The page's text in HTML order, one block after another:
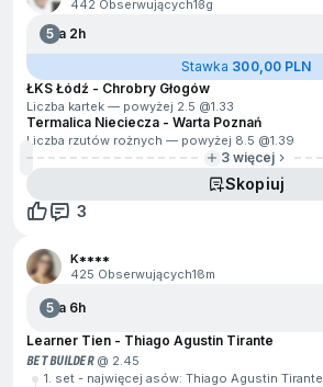
442 Obserwujących13g
5Za 2h
Stawka 300,00 PLN
ŁKS Łódź - Chrobry Głogów
Liczba kartek — powyżej 2.5 @1.33
Termalica Nieciecza - Warta Poznań
Liczba rzutów rożnych — powyżej 8.5 @1.39
3 więcej
Skopiuj
3
K****
425 Obserwujących18m
5Za 6h
Learner Tien - Thiago Agustin Tirante
BET BUILDER@ 2.45
1. set - najwięcej asów: Thiago Agustin Tirante